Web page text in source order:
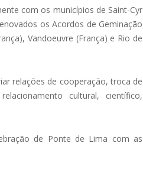
com os municípios de Saint-Cyr
os Acordos de Geminação
Vandoeuvre (França) e Rio de
relações de cooperação, troca de
cultural, científico,
de Ponte de Lima com as